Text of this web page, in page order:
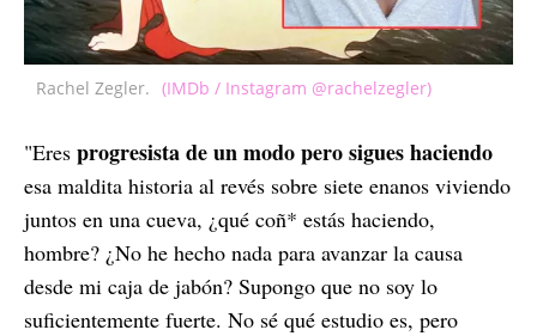
Rachel Zegler. (IMDb / Instagram @rachelzegler)
"Eres progresista de un modo pero sigues haciendo
esa maldita historia al revés sobre siete enanos viviendo
juntos en una cueva, ¿qué coñ* estás haciendo,
hombre? ¿No he hecho nada para avanzar la causa
desde mi caja de jabón? Supongo que no soy lo
suficientemente fuerte. No sé qué estudio es, pero